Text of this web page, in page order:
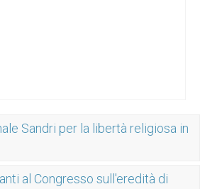
Sandri per la libertà religiosa in
al Congresso sull'eredità di